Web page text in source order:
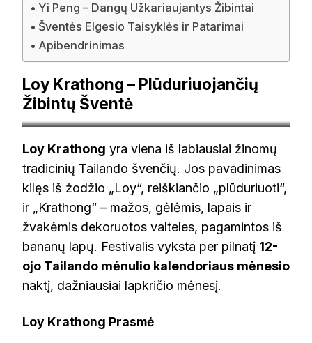
Yi Peng – Dangų Užkariaujantys Žibintai
Šventės Elgesio Taisyklės ir Patarimai
Apibendrinimas
Loy Krathong – Plūduriuojančių
Žibintų Šventė
Loy Krathong yra viena iš labiausiai žinomų
tradicinių Tailando švenčių. Jos pavadinimas
kilęs iš žodžio „Loy“, reiškiančio „plūduriuoti“,
ir „Krathong“ – mažos, gėlėmis, lapais ir
žvakėmis dekoruotos valteles, pagamintos iš
bananų lapų. Festivalis vyksta per pilnatį 12-
ojo Tailando mėnulio kalendoriaus mėnesio
naktį, dažniausiai lapkričio mėnesį.
Loy Krathong Prasmė